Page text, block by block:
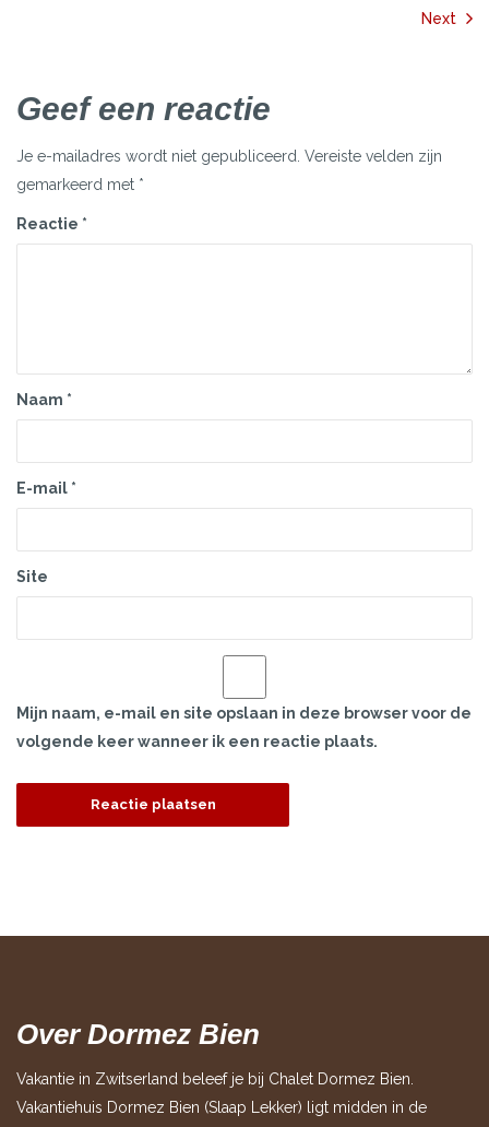
Next
Geef een reactie
Je e-mailadres wordt niet gepubliceerd. Vereiste velden zijn
gemarkeerd met *
Reactie *
Naam *
E-mail *
Site
Mijn naam, e-mail en site opslaan in deze browser voor de
volgende keer wanneer ik een reactie plaats.
Over Dormez Bien
Vakantie in Zwitserland beleef je bij Chalet Dormez Bien.
Vakantiehuis Dormez Bien (Slaap Lekker) ligt midden in de